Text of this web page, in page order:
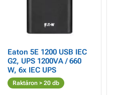
Eaton 5E 1200 USB IEC
G2, UPS 1200VA / 660
W, 6x IEC UPS
Raktáron > 20 db